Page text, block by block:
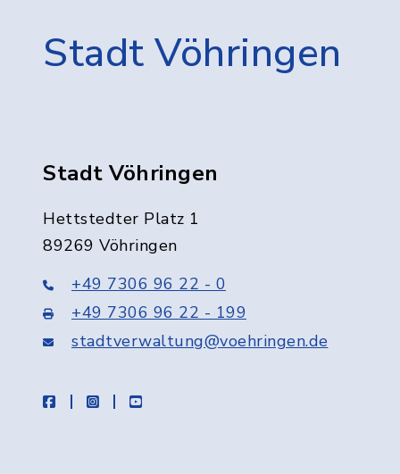
Stadt Vöhringen
Stadt Vöhringen
Hettstedter Platz 1
89269 Vöhringen
+49 7306 96 22 - 0
+49 7306 96 22 - 199
stadtverwaltung@voehringen.de
facebookinstagramyoutube